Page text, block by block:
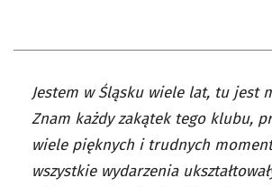
Jestem w Śląsku wiele lat, tu jest
Znam każdy zakątek tego klubu,
wiele pięknych i trudnych
wszystkie wydarzenia